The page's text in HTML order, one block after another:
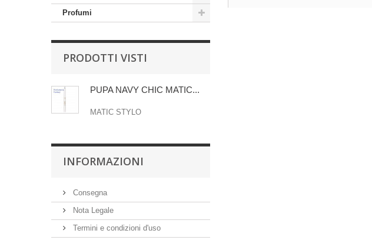
Profumi
PRODOTTI VISTI
PUPA NAVY CHIC MATIC...
MATIC STYLO
INFORMAZIONI
Consegna
Nota Legale
Termini e condizioni d'uso